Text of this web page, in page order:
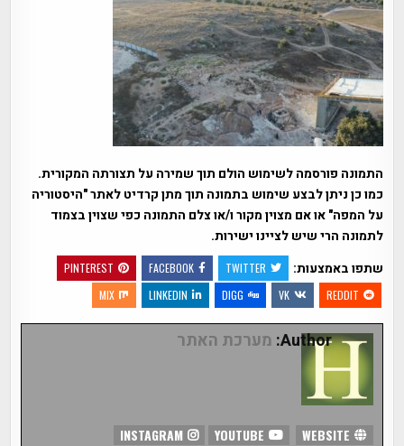
התמונה פורסמה לשימוש הולם תוך שמירה על תצורתה המקורית.
כמו כן ניתן לבצע שימוש בתמונה תוך מתן קרדיט לאתר "היסטוריה
על המפה" או אם מצוין מקור ו/או צלם התמונה כפי שצוין בצמוד
לתמונה הרי שיש לציינו ישירות.
שתפו באמצעות:
TWITTER
FACEBOOK
PINTEREST
REDDIT
VK
DIGG
LINKEDIN
MIX
Author: מערכת האתר
INSTAGRAM